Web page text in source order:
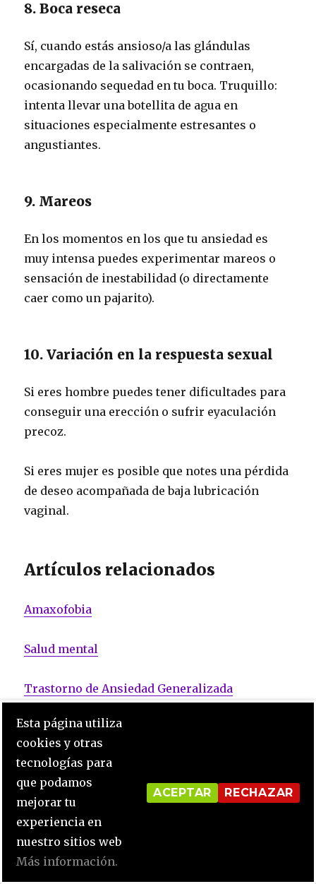
8. Boca reseca
Sí, cuando estás ansioso/a las glándulas
encargadas de la salivación se contraen,
ocasionando sequedad en tu boca. Truquillo:
intenta llevar una botellita de agua en
situaciones especialmente estresantes o
angustiantes.
9. Mareos
En los momentos en los que tu ansiedad es
muy intensa puedes experimentar mareos o
sensación de inestabilidad (o directamente
caer como un pajarito).
10. Variación en la respuesta sexual
Si eres hombre puedes tener dificultades para
conseguir una erección o sufrir eyaculación
precoz.
Si eres mujer es posible que notes una pérdida
de deseo acompañada de baja lubricación
vaginal.
Artículos relacionados
Amaxofobia
Salud mental
Trastorno de Ansiedad Generalizada
Trastorno Bipolar
Bibliografía
Psicología y mente
Esta página utiliza
cookies y otras
tecnologías para
que podamos
mejorar tu
experiencia en
nuestro sitios web
Más información.
ACEPTAR RECHAZAR